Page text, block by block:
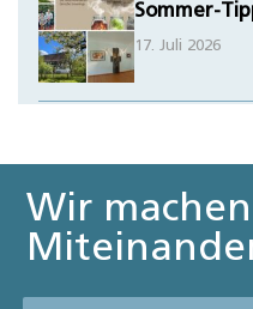
Sommer-
17. Juli 2026
Wir